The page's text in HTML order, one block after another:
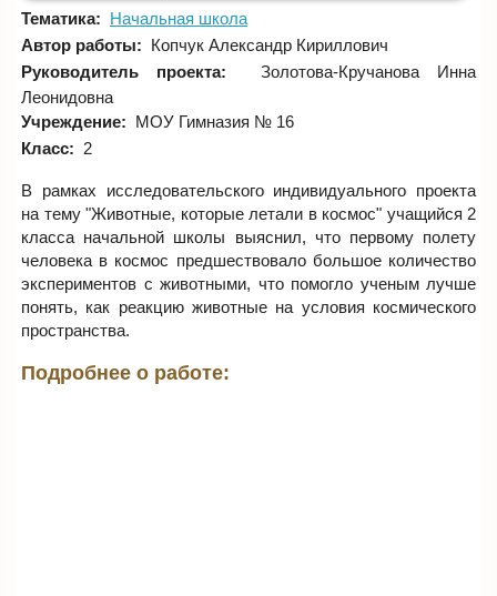
Тематика: Начальная школа
Автор работы: Копчук Александр Кириллович
Руководитель проекта:
Золотова-Кручанова Инна
Леонидовна
Учреждение: МОУ Гимназия № 16
Класс: 2
В рамках исследовательского индивидуального проекта
на тему "Животные, которые летали в космос" учащийся 2
класса начальной школы выяснил, что первому полету
человека в космос предшествовало большое количество
экспериментов с животными, что помогло ученым лучше
понять, как реакцию животные на условия космического
пространства.
Подробнее о работе: